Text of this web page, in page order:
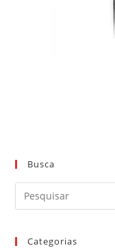
Busca
Categorias